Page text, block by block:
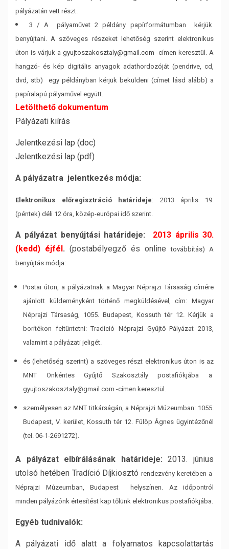
pályázatán vett részt.
3 / A pályaművet 2 példány papírformátumban kérjük
benyújtani. A szöveges részeket
lehetőség szerint elektronikus
úton is várjuk a gyujtoszakosztaly@gmail.com -címen keresztül. A
hangzó- és kép digitális anyagok adathordozóját (pendrive, cd,
dvd, stb) egy példányban kérjük beküldeni (címet lásd alább) a
papíralapú pályaművel együtt.
Letölthető dokumentum
Pályázati kiírás
Jelentkezési lap (doc)
Jelentkezési lap (pdf)
A pályázatra jelentkezés módja:
Elektronikus előregisztráció határideje: 2013 április 19.
(péntek) déli 12 óra, közép-európai idő szerint.
A pályázat benyújtási határideje: 2013 április 30.
(kedd) éjfél. (postabélyegző és onlinetovábbítás) A
benyújtás módja:
Postai úton, a pályázatnak a Magyar Néprajzi Társaság címére
ajánlott
küldeményként történő megküldésével, cím: Magyar
Néprajzi Társaság, 1055. Budapest, Kossuth tér 12. Kérjük a
borítékon feltüntetni: Tradíció Néprajzi Gyűjtő Pályázat 2013,
valamint a pályázati jeligét.
és (lehetőség szerint) a szöveges részt elektronikus úton is az
MNT ÖnkéntesGyűjtő Szakosztály postafiókjába a
gyujtoszakosztaly@gmail.com -címen keresztül.
személyesen az MNT titkárságán, a Néprajzi Múzeumban: 1055.
Budapest, V. kerület, Kossuth tér 12. Fülöp Ágnes ügyintézőnél
(tel. 06-1-2691272).
A pályázat elbírálásának határideje: 2013. június
utolsó hetében Tradíció Díjkiosztórendezvény keretében a
Néprajzi Múzeumban, Budapest helyszínen. Az időpontról
minden pályázónk értesítést kap tőlünk elektronikus postafiókjába.
Egyéb tudnivalók:
A pályázati idő alatt a folyamatos kapcsolattartás